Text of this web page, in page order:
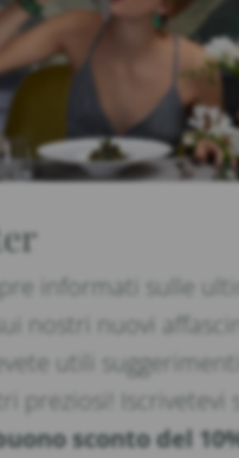
informati sulle
nostri nuovi
utili
preziosi! Iscrivetevi
sconto del